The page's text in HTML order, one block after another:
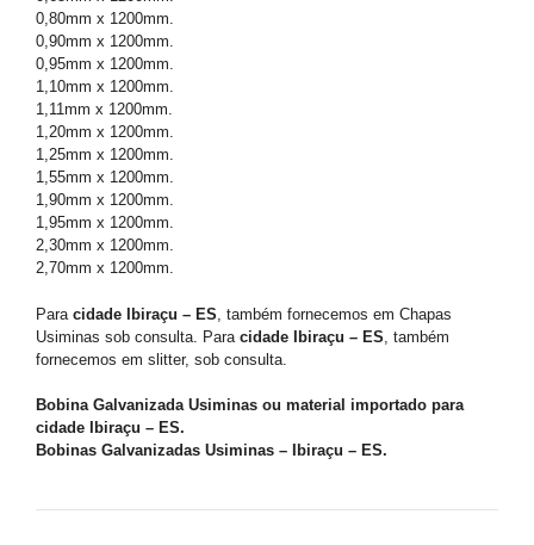
0,80mm x 1200mm.
0,90mm x 1200mm.
0,95mm x 1200mm.
1,10mm x 1200mm.
1,11mm x 1200mm.
1,20mm x 1200mm.
1,25mm x 1200mm.
1,55mm x 1200mm.
1,90mm x 1200mm.
1,95mm x 1200mm.
2,30mm x 1200mm.
2,70mm x 1200mm.
Para cidade Ibiraçu – ES , também fornecemos em Chapas
Usiminas sob consulta. Para cidade Ibiraçu – ES , também
fornecemos em slitter, sob consulta.
Bobina Galvanizada Usiminas ou material importado para
cidade Ibiraçu – ES.
Bobinas Galvanizadas Usiminas – Ibiraçu – ES.